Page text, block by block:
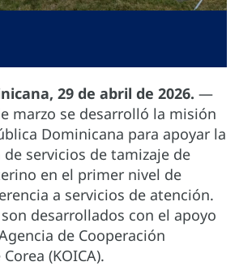
29 de abril de 2026. —
marzo se desarrolló la misión
Dominicana para apoyar la
servicios de tamizaje de
en el primer nivel de
a servicios de atención.
desarrollados con el apoyo
de Cooperación
(KOICA).